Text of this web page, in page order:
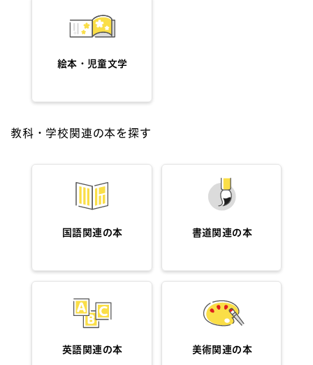
絵本・児童文学
教科・学校関連の本を探す
国語関連の本 書道関連の本
英語関連の本 美術関連の本